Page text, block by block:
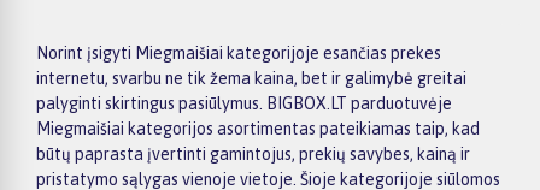
Norint įsigyti Miegmaišiai kategorijoje esančias prekes
internetu, svarbu ne tik žema kaina, bet ir galimybė greitai
palyginti skirtingus pasiūlymus. BIGBOX.LT parduotuvėje
Miegmaišiai kategorijos asortimentas pateikiamas taip, kad
būtų paprasta įvertinti gamintojus, prekių savybes, kainą ir
pristatymo sąlygas vienoje vietoje. Šioje kategorijoje siūlomos